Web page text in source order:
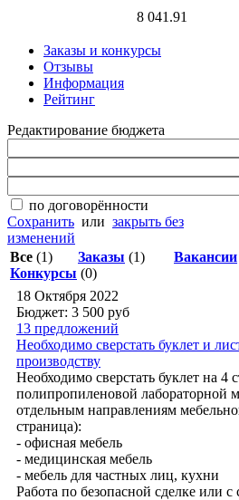
8 041.91
Заказы и конкурсы
Отзывы
Информация
Рейтинг
Редактирование бюджета
по договорённости
Сохранить или закрыть без
изменений
Все (1) Заказы (1) Вакансии
Конкурсы (0)
18 Октября 2022
Бюджет: 3 500 руб
13 предложений
Необходимо сверстать буклет и
производству
Необходимо сверстать буклет на
полипропиленовой лабораторной
отдельным направлениям
страница):
- офисная мебель
- медицинская мебель
- мебель для частных лиц, кухни
Работа по безопасной сделке или